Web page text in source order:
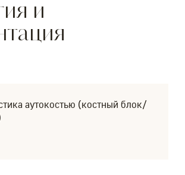
и
аутокостью (костный блок/